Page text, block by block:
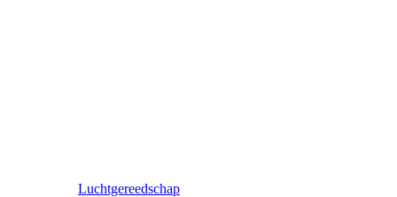
Luchtgereedschap